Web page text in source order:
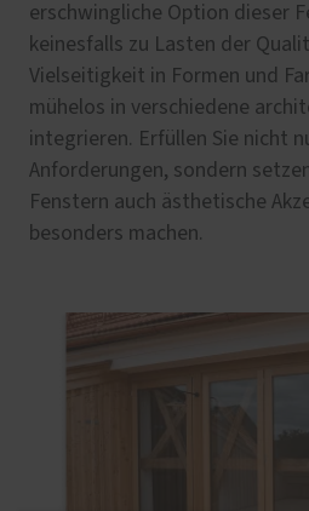
erschwingliche Option dieser
keinesfalls zu Lasten der
Vielseitigkeit in Formen und
mühelos in verschiedene
integrieren. Erfüllen Sie nicht
Anforderungen, sondern
Fenstern auch ästhetische
besonders machen.